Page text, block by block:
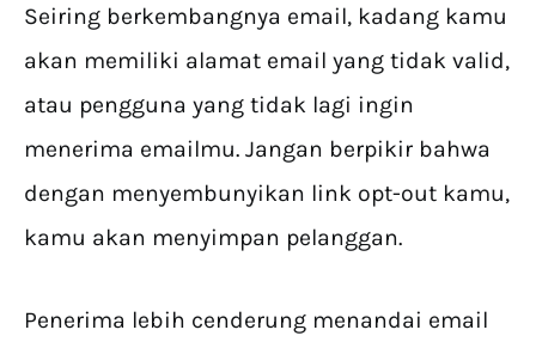
Seiring berkembangnya email, kadang kamu
akan memiliki alamat email yang tidak valid,
atau pengguna yang tidak lagi ingin
menerima emailmu. Jangan berpikir bahwa
dengan menyembunyikan link opt-out kamu,
kamu akan menyimpan pelanggan.
Penerima lebih cenderung menandai email